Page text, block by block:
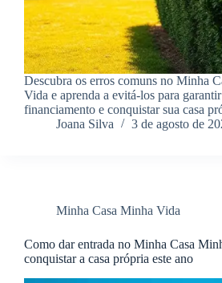
Descubra os erros comuns no Minha
Vida e aprenda a evitá-los para garantir
financiamento e conquistar sua casa
Joana Silva
3 de agosto de
Minha Casa Minha Vida
Como dar entrada no Minha Casa
conquistar a casa própria este ano